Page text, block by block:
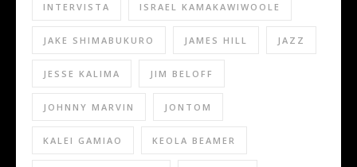
INTERVISTA ISRAEL KAMAKAWIWOOLE
JAKE SHIMABUKURO JAMES HILL JAZZ
JESSE KALIMA JIM BELOFF
JOHNNY MARVIN JONTOM
KALEI GAMIAO KEOLA BEAMER